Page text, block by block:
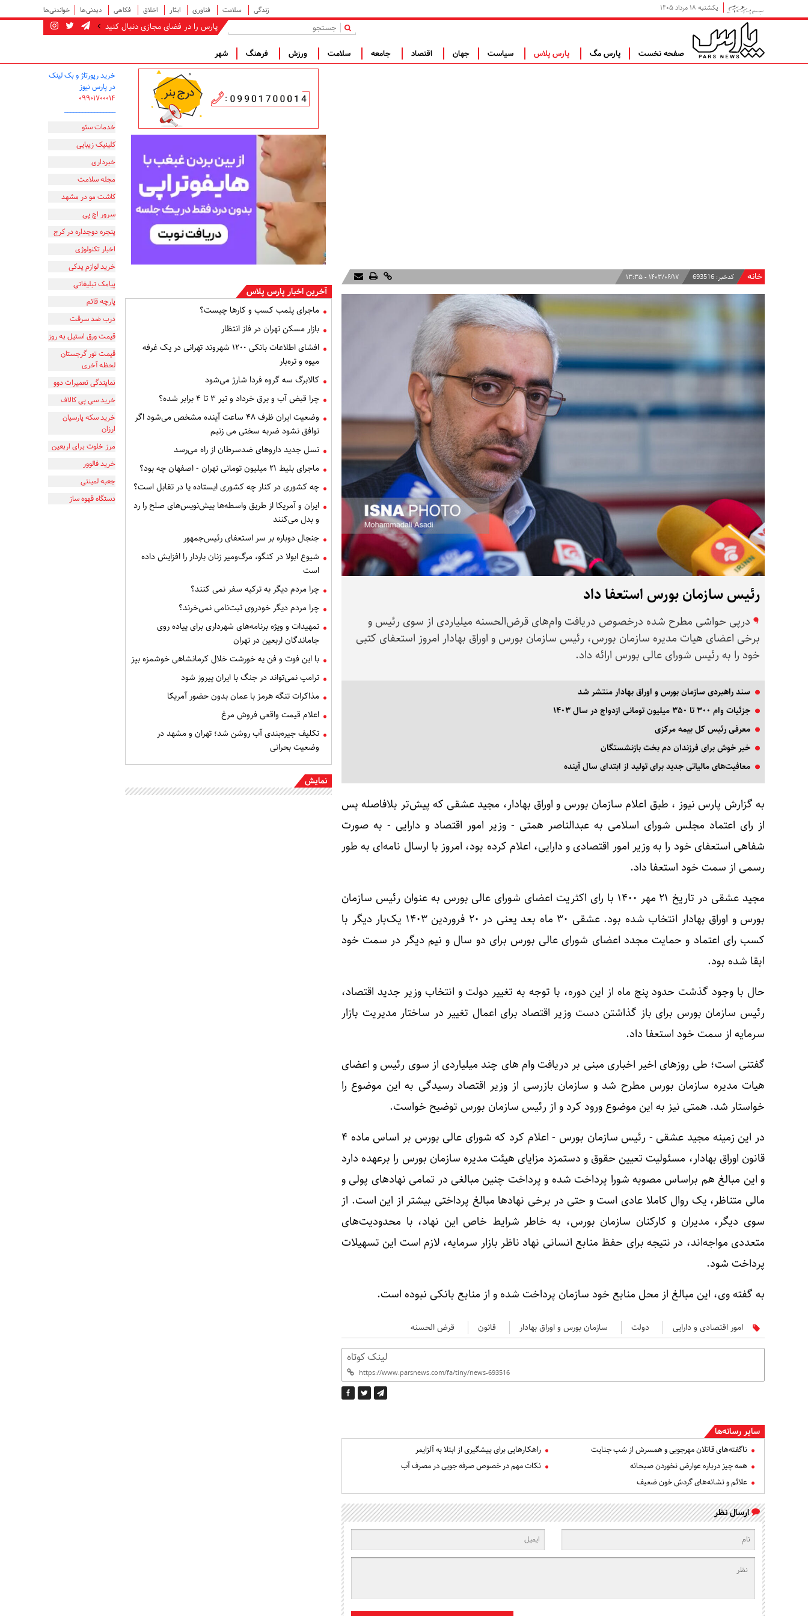
یکشنبه ۱۸ مرداد ۱۴۰۵ زندگی سلامت فناوری ایثار اخلاق فکاهی دیدنی‌ها خواندنی‌ها
پارس را در فضای مجازی دنبال کنید |
صفحه نخست پارس مگ پارس پلاس سیاست جهان اقتصاد جامعه سلامت ورزش فرهنگ شهر
خانه کدخبر: 693516 ۱۴۰۳/۰۶/۱۷ - ۱۳:۳۵
رئیس سازمان بورس استعفا داد
درپی حواشی مطرح شده درخصوص دریافت وام‌های قرض‌الحسنه میلیاردی از سوی رئیس و
برخی اعضای هیات مدیره سازمان بورس، رئیس سازمان بورس و اوراق بهادار امروز استعفای کتبی
خود را به رئیس شورای عالی بورس ارائه داد.
سند راهبردی سازمان بورس و اوراق بهادار منتشر شد
جزئیات وام ۳۰۰ تا ۳۵۰ میلیون تومانی ازدواج در سال ۱۴۰۳
معرفی رئیس کل بیمه مرکزی
خبر خوش برای فرزندان دم بخت بازنشستگان
معافیت‌های مالیاتی جدید برای تولید از ابتدای سال آینده
به گزارش پارس نیوز ، طبق اعلام سازمان بورس و اوراق بهادار، مجید عشقی که پیش‌تر بلافاصله پس
از رای اعتماد مجلس شورای اسلامی به عبدالناصر همتی - وزیر امور اقتصاد و دارایی - به صورت
شفاهی استعفای خود را به وزیر امور اقتصادی و دارایی، اعلام کرده بود، امروز با ارسال نامه‌ای به طور
رسمی از سمت خود استعفا داد.
مجید عشقی در تاریخ ۲۱ مهر ۱۴۰۰ با رای اکثریت اعضای شورای عالی بورس به عنوان رئیس سازمان
بورس و اوراق بهادار انتخاب شده بود. عشقی ۳۰ ماه بعد یعنی در ۲۰ فروردین ۱۴۰۳ یک‌بار دیگر با
کسب رای اعتماد و حمایت مجدد اعضای شورای عالی بورس برای دو سال و نیم دیگر در سمت خود
ابقا شده بود.
حال با وجود گذشت حدود پنج ماه از این دوره، با توجه به تغییر دولت و انتخاب وزیر جدید اقتصاد،
رئیس سازمان بورس برای باز گذاشتن دست وزیر اقتصاد برای اعمال تغییر در ساختار مدیریت بازار
سرمایه از سمت خود استعفا داد.
گفتنی است؛ طی روزهای اخیر اخباری مبنی بر دریافت وام های چند میلیاردی از سوی رئیس و اعضای
هیات مدیره سازمان بورس مطرح شد و سازمان بازرسی از وزیر اقتصاد رسیدگی به این موضوع را
خواستار شد. همتی نیز به این موضوع ورود کرد و از رئیس سازمان بورس توضیح خواست.
در این زمینه مجید عشقی - رئیس سازمان بورس - اعلام کرد که شورای عالی بورس بر اساس ماده ۴
قانون اوراق بهادار، مسئولیت تعیین حقوق و دستمزد مزایای هیئت مدیره سازمان بورس را برعهده دارد
و این مبالغ هم براساس مصوبه شورا پرداخت شده و پرداخت چنین مبالغی در تمامی نهادهای پولی و
مالی متناظر، یک روال کاملا عادی است و حتی در برخی نهادها مبالغ پرداختی بیشتر از این است. از
سوی دیگر، مدیران و کارکنان سازمان بورس، به خاطر شرایط خاص این نهاد، با محدودیت‌های
متعددی مواجه‌اند، در نتیجه برای حفظ منابع انسانی نهاد ناظر بازار سرمایه، لازم است این تسهیلات
پرداخت شود.
به گفته وی، این مبالغ از محل منابع خود سازمان پرداخت شده و از منابع بانکی نبوده است.
امور اقتصادی و دارایی دولت سازمان بورس و اوراق بهادار قانون قرض الحسنه
لینک کوتاه
سایر رسانه‌ها
ناگفته‌های قاتلان مهرجویی و همسرش از شب جنایت
راهکارهایی برای پیشگیری از ابتلا به آلزایمر
همه چیز درباره عوارض نخوردن صبحانه
نکات مهم در خصوص صرفه جویی در مصرف آب
علائم و نشانه‌های گردش خون ضعیف
ارسال نظر
آخرین اخبار پارس پلاس
ماجرای پلمب کسب و کارها چیست؟
بازار مسکن تهران در فاز انتظار
افشای اطلاعات بانکی ۱۲۰۰ شهروند تهرانی در یک غرفه
میوه و تره‌بار
کالابرگ سه گروه فردا شارژ می‌شود
چرا قبض آب و برق خرداد و تیر ۳ تا ۴ برابر شده؟
وضعیت ایران ظرف ۴۸ ساعت آینده مشخص می‌شود اگر
توافق نشود ضربه سختی می زنیم
نسل جدید داروهای ضدسرطان از راه می‌رسد
ماجرای بلیط ۲۱ میلیون تومانی تهران - اصفهان چه بود؟
چه کشوری در کنار چه کشوری ایستاده یا در تقابل است؟
ایران و آمریکا از طریق واسطه‌ها پیش‌نویس‌های صلح را رد
و بدل می‌کنند
جنجال دوباره بر سر استعفای رئیس‌جمهور
شیوع ابولا در کنگو، مرگ‌ومیر زنان باردار را افزایش داده
است
چرا مردم دیگر به ترکیه سفر نمی کنند؟
چرا مردم دیگر خودروی ثبت‌نامی نمی‌خرند؟
تمهیدات و ویژه برنامه‌های شهرداری برای پیاده روی
جاماندگان اربعین در تهران
با این فوت و فن یه خورشت خلال کرمانشاهی خوشمزه بپز
ترامپ نمی‌تواند در جنگ با ایران پیروز شود
مذاکرات تنگه هرمز با عمان بدون حضور آمریکا
اعلام قیمت واقعی فروش مرغ
تکلیف جیره‌بندی آب روشن شد؛ تهران و مشهد در
وضعیت بحرانی
نمایش
خرید رپورتاژ و بک لینک
در پارس نیوز
۰۹۹۰۱۷۰۰۰۱۴
_________________
خدمات سئو
کلینیک زیبایی
خبرداری
مجله سلامت
کاشت مو در مشهد
سرور اچ پی
پنجره دوجداره در کرج
اخبار تکنولوژی
خرید لوازم یدکی
پیامک تبلیغاتی
پارچه قائم
درب ضد سرقت
قیمت ورق استیل به روز
قیمت تور گرجستان
لحظه آخری
نمایندگی تعمیرات دوو
خرید سی پی کالاف
خرید سکه پارسیان
ارزان
مرز خلوت برای اربعین
خرید فالوور
جعبه لمینتی
دستگاه قهوه ساز